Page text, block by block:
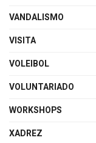
VANDALISMO
VISITA
VOLEIBOL
VOLUNTARIADO
WORKSHOPS
XADREZ